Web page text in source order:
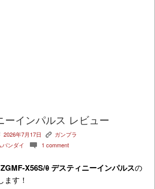
ーインパルス レビュー
2026年7月17日 K ガンプラ
バンダイ c 1 comment
ZGMF-X56S/θデスティニーインパルスの
ます！